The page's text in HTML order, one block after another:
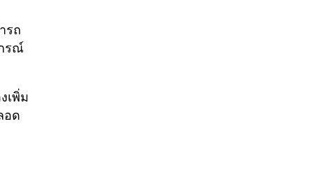
รถ
รณ์
เพิ่ม
อด